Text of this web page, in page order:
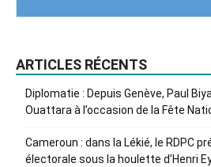
ARTICLES RÉCENTS
Diplomatie : Depuis Genève, Paul
Ouattara à l’occasion de la Fête
Cameroun : dans la Lékié, le RDPC
électorale sous la houlette d’Henri